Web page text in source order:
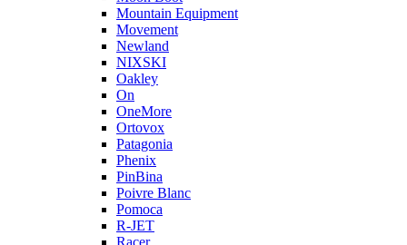
Mountain Equipment
Movement
Newland
NIXSKI
Oakley
On
OneMore
Ortovox
Patagonia
Phenix
PinBina
Poivre Blanc
Pomoca
R-JET
Racer